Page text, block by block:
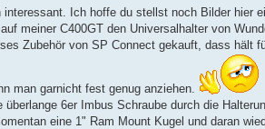
Ich hoffe du stellst noch Bilder hier
meiner C400GT den Universalhalter von
Zubehör von SP Connect gekauft, dass hält
man garnicht fest genug anziehen.
überlange 6er Imbus Schraube durch die
eine 1" Ram Mount Kugel und daran